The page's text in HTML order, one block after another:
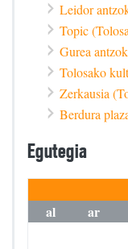
Leidor
Topic
Gurea
Tolosako
Zerkausia
Berdura
Egutegia
al
ar